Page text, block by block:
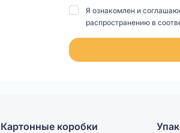
Я ознакомлен и
распространению в
Картонные коробки